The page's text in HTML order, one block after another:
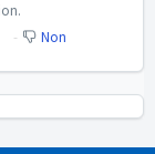
Non